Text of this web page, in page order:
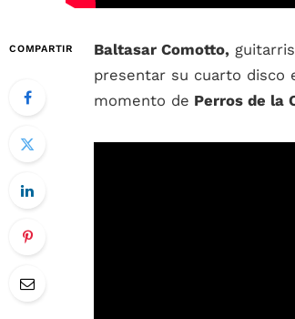
COMPARTIR Baltasar Comotto,
presentar su cuarto disco
momento de Perros de la